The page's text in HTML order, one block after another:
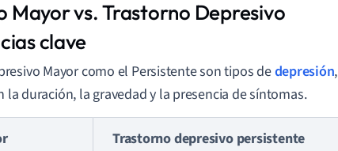
Mayor vs. Trastorno Depresivo
clave
Mayor como el Persistente son tipos dedepresión,
la duración, la gravedad y la presencia de síntomas.
Trastorno depresivo persistente